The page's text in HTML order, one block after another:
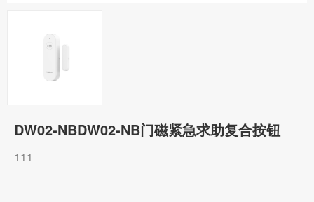
DW02-NBDW02-NB门磁紧急求助复合按钮
111